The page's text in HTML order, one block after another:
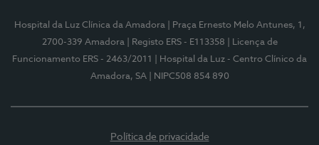
Hospital da Luz Clínica da Amadora
| Praça Ernesto Melo Antunes, 1,
2700-339 Amadora
| Registo ERS - E113358
| Licença de
Funcionamento ERS - 2463/2011
| Hospital da Luz - Centro Clínico da
Amadora, SA
| NIPC508 854 890
Política de privacidade